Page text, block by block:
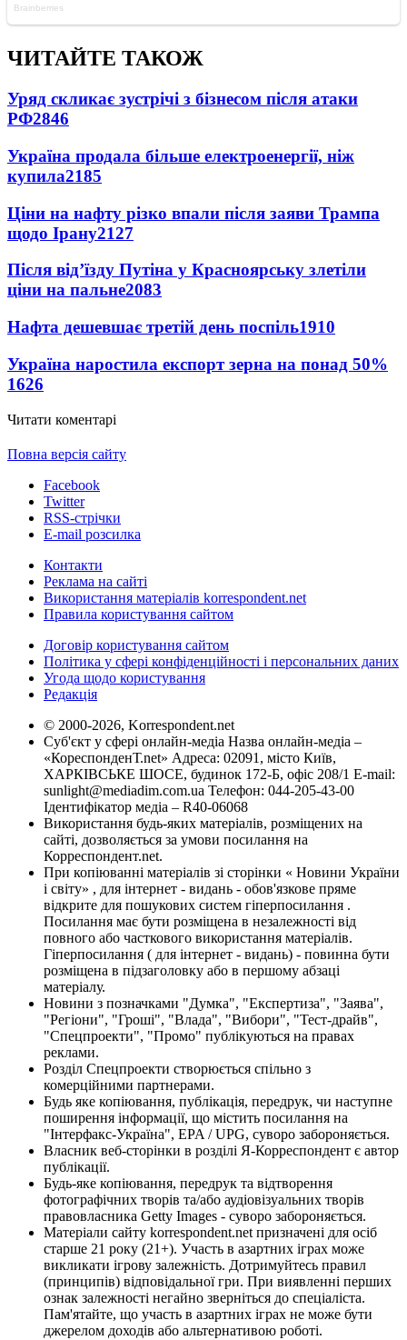
ЧИТАЙТЕ ТАКОЖ
Уряд скликає зустрічі з бізнесом після атаки
РФ2846
Україна продала більше електроенергії, ніж
купила2185
Ціни на нафту різко впали після заяви Трампа
щодо Ірану2127
Після від’їзду Путіна у Красноярську злетіли
ціни на пальне2083
Нафта дешевшає третій день поспіль1910
Україна наростила експорт зерна на понад 50%
1626
Читати коментарі
Повна версія сайту
Facebook
Twitter
RSS-стрічки
E-mail розсилка
Контакти
Реклама на сайті
Використання матеріалів korrespondent.net
Правила користування сайтом
Договір користування сайтом
Політика у сфері конфіденційності і персональних даних
Угода щодо користування
Редакція
© 2000-2026, Korrespondent.net
Суб'єкт у сфері онлайн-медіа Назва онлайн-медіа –
«КореспонденТ.net» Адреса: 02091, місто Київ,
ХАРКІВСЬКЕ ШОСЕ, будинок 172-Б, офіс 208/1 E-mail:
sunlight@mediadim.com.ua Телефон: 044-205-43-00
Ідентифікатор медіа – R40-06068
Використання будь-яких матеріалів, розміщених на
сайті, дозволяється за умови посилання на
Корреспондент.net.
При копіюванні матеріалів зі сторінки « Новини України
і світу» , для інтернет - видань - обов'язкове пряме
відкрите для пошукових систем гіперпосилання .
Посилання має бути розміщена в незалежності від
повного або часткового використання матеріалів.
Гіперпосилання ( для інтернет - видань) - повинна бути
розміщена в підзаголовку або в першому абзаці
матеріалу.
Новини з позначками "Думка", "Експертиза", "Заява",
"Регіони", "Гроші", "Влада", "Вибори", "Тест-драйв",
"Спецпроекти", "Промо" публікуються на правах
реклами.
Розділ Спецпроекти створюється спільно з
комерційними партнерами.
Будь яке копіювання, публікація, передрук, чи наступне
поширення інформації, що містить посилання на
"Інтерфакс-Україна", EPA / UPG, суворо забороняється.
Власник веб-сторінки в розділі Я-Корреспондент є автор
публікації.
Будь-яке копіювання, передрук та відтворення
фотографічних творів та/або аудіовізуальних творів
правовласника Getty Images - суворо забороняється.
Матеріали сайту korrespondent.net призначені для осіб
старше 21 року (21+). Участь в азартних іграх може
викликати ігрову залежність. Дотримуйтесь правил
(принципів) відповідальної гри. При виявленні перших
ознак залежності негайно зверніться до спеціаліста.
Пам'ятайте, що участь в азартних іграх не може бути
джерелом доходів або альтернативою роботі.